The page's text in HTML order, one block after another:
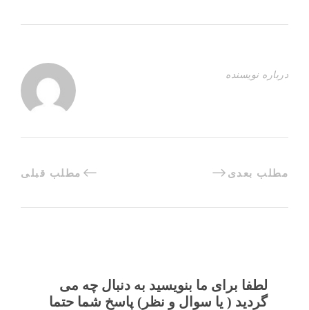
درباره نویسنده
مطلب قبلی مطلب بعدی
لطفا برای ما بنویسید به دنبال چه می
گردید ( یا سوال و نظر) پاسخ شما حتما